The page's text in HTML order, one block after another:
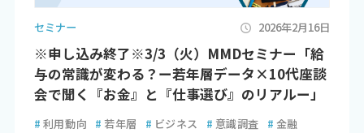
セミナー 2026年2月16日
※申し込み終了※3/3（火）MMDセミナー「給
与の常識が変わる？ー若年層データ×10代座談
会で聞く『お金』と『仕事選び』のリアルー」
# 利用動向 # 若年層 # ビジネス # 意識調査 # 金融